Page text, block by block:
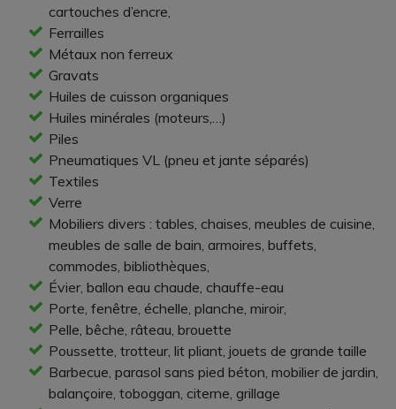
cartouches d’encre,
Ferrailles
Métaux non ferreux
Gravats
Huiles de cuisson organiques
Huiles minérales (moteurs,…)
Piles
Pneumatiques VL (pneu et jante séparés)
Textiles
Verre
Mobiliers divers : tables, chaises, meubles de cuisine,
meubles de salle de bain, armoires, buffets,
commodes, bibliothèques,
Évier, ballon eau chaude, chauffe-eau
Porte, fenêtre, échelle, planche, miroir,
Pelle, bêche, râteau, brouette
Poussette, trotteur, lit pliant, jouets de grande taille
Barbecue, parasol sans pied béton, mobilier de jardin,
balançoire, toboggan, citerne, grillage